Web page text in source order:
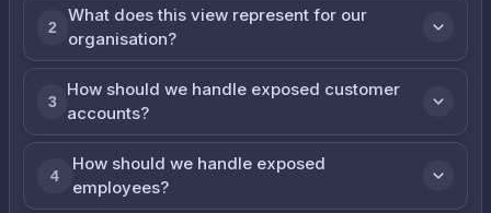
2
What does this view represent for our
organisation?
3
How should we handle exposed customer
accounts?
4
How should we handle exposed
employees?